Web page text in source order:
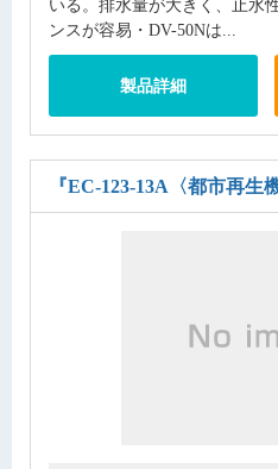
いる。排水量が大きく、止水
ンスが容易・DV-50Nは...
製品詳細
『EC-123-13A〈都市再生